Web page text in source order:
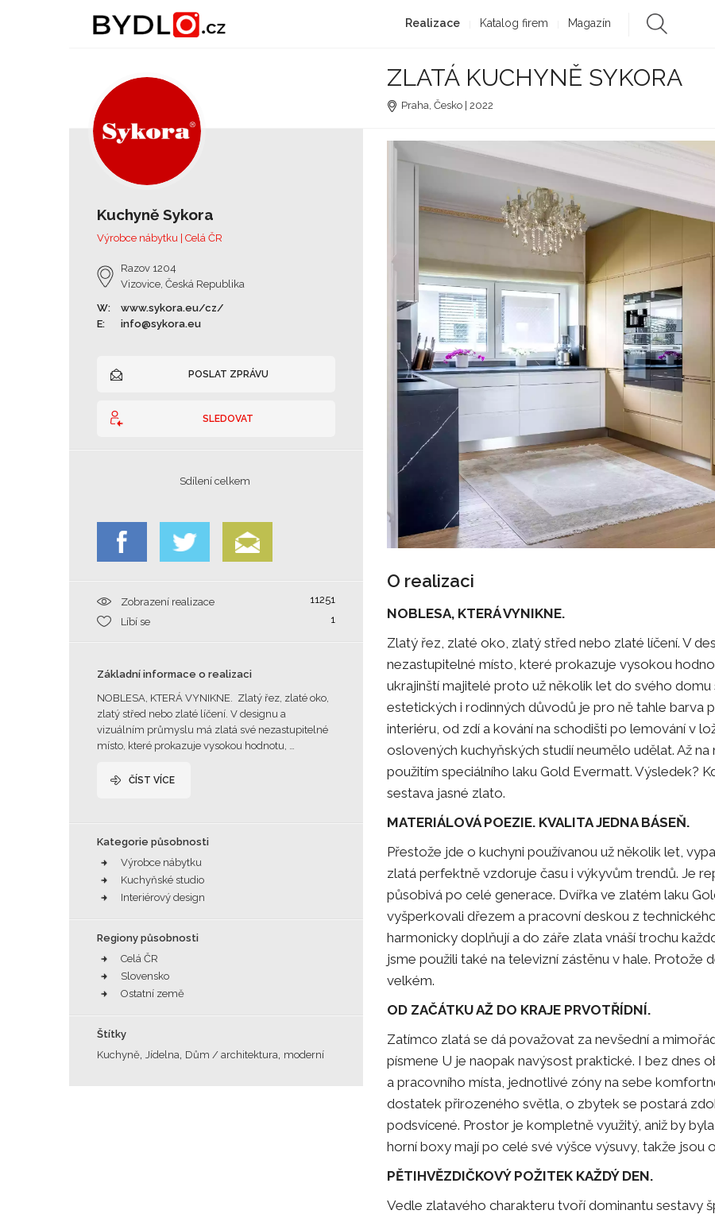
Realizace Katalog firem Magazín
ZLATÁ KUCHYNĚ SYKORA
Praha, Česko | 2022
Kuchyně Sykora
Výrobce nábytku | Celá ČR
Razov 1204
Vizovice, Česká Republika
W:
www.sykora.eu/cz/
E:
info@sykora.eu
POSLAT ZPRÁVU
SLEDOVAT
Sdílení celkem
Zobrazení realizace
11251
Líbí se
1
Základní informace o realizaci
NOBLESA, KTERÁ VYNIKNE. Zlatý řez, zlaté oko,
zlatý střed nebo zlaté líčení. V designu a
vizuálním průmyslu má zlatá své nezastupitelné
místo, které prokazuje vysokou hodnotu, …
ČÍST VÍCE
Kategorie působnosti
Výrobce nábytku
Kuchyňské studio
Interiérový design
Regiony působnosti
Celá ČR
Slovensko
Ostatní země
Štítky
Kuchyně Jídelna Dům / architektura moderní
O realizaci
NOBLESA, KTERÁ VYNIKNE.
Zlatý řez, zlaté oko, zlatý střed nebo zlaté líčení. V
nezastupitelné místo, které prokazuje vysokou
ukrajinští majitelé proto už několik let do svého domu
estetických i rodinných důvodů je pro ně tahle barva
interiéru, od zdí a kování na schodišti po lemování v
oslovených kuchyňských studií neumělo udělat. Až
použitím speciálního laku Gold Evermatt. Výsledek?
sestava jasné zlato.
MATERIÁLOVÁ POEZIE. KVALITA JEDNA BÁSEŇ.
Přestože jde o kuchyni používanou už několik let,
zlatá perfektně vzdoruje času i výkyvům trendů. Je
působivá po celé generace. Dvířka ve zlatém laku
vyšperkovali dřezem a pracovní deskou z
harmonicky doplňují a do záře zlata vnáší trochu
jsme použili také na televizní zástěnu v hale. Protože
velkém.
OD ZAČÁTKU AŽ DO KRAJE PRVOTŘÍDNÍ.
Zatímco zlatá se dá považovat za nevšední a
písmene U je naopak navýsost praktické. I bez dnes
a pracovního místa, jednotlivé zóny na sebe
dostatek přirozeného světla, o zbytek se postará
podsvícené. Prostor je kompletně využitý, aniž by
horní boxy mají po celé své výšce výsuvy, takže jsou
PĚTIHVĚZDIČKOVÝ POŽITEK KAŽDÝ DEN.
Vedle zlatavého charakteru tvoří dominantu sestavy